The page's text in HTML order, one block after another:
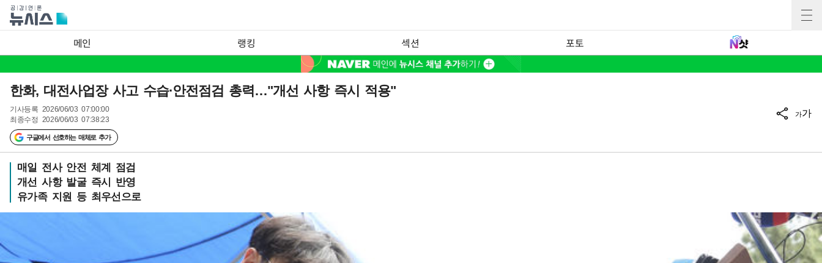
메인 랭킹 섹션 포토
한화, 대전사업장 사고 수습·안전점검 총력…"개선 사항 즉시 적용"
기사등록 2026/06/03 07:00:00
최종수정 2026/06/03 07:38:23
구글에서 선호하는 매체로 추가
가가
매일 전사 안전 체계 점검
개선 사항 발굴 즉시 반영
유가족 지원 등 최우선으로